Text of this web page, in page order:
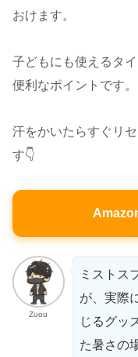
おけます。
子どもにも使えるタ
便利なポイントです。
汗をかいたらすぐリ
す👇
Zuou
ミストス
が、実際
じるグッ
た暑さの